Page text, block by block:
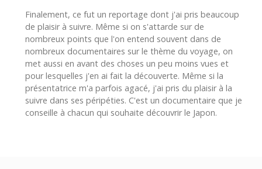
Finalement, ce fut un reportage dont j'ai pris beaucoup
de plaisir à suivre. Même si on s'attarde sur de
nombreux points que l'on entend souvent dans de
nombreux documentaires sur le thème du voyage, on
met aussi en avant des choses un peu moins vues et
pour lesquelles j'en ai fait la découverte. Même si la
présentatrice m'a parfois agacé, j'ai pris du plaisir à la
suivre dans ses péripéties. C'est un documentaire que je
conseille à chacun qui souhaite découvrir le Japon.